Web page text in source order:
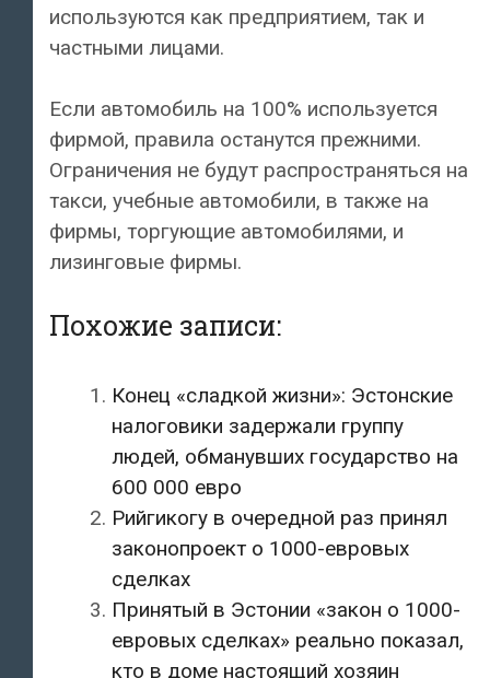
используются как предприятием, так и
частными лицами.
Если автомобиль на 100% используется
фирмой, правила останутся прежними.
Ограничения не будут распространяться на
такси, учебные автомобили, в также на
фирмы, торгующие автомобилями, и
лизинговые фирмы.
Похожие записи:
Конец «сладкой жизни»: Эстонские
налоговики задержали группу
людей, обманувших государство на
600 000 евро
Рийгикогу в очередной раз принял
законопроект о 1000-евровых
сделках
Принятый в Эстонии «закон о 1000-
евровых сделках» реально показал,
кто в доме настоящий хозяин